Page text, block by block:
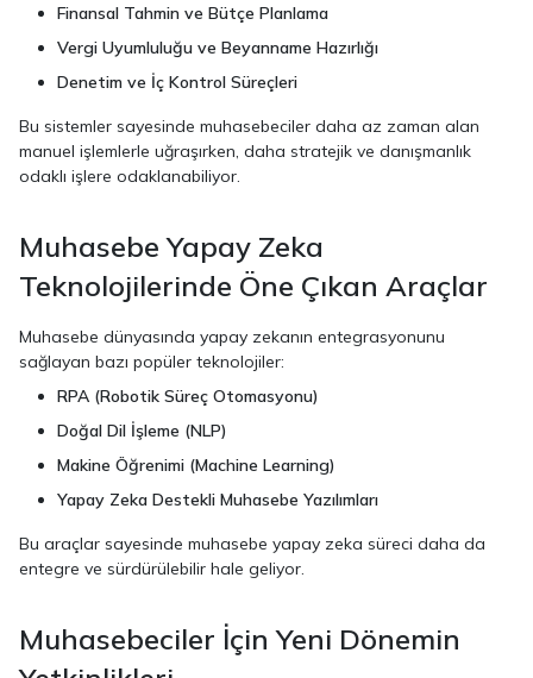
Finansal Tahmin ve Bütçe Planlama
Vergi Uyumluluğu ve Beyanname Hazırlığı
Denetim ve İç Kontrol Süreçleri
Bu sistemler sayesinde muhasebeciler daha az zaman alan
manuel işlemlerle uğraşırken, daha stratejik ve danışmanlık
odaklı işlere odaklanabiliyor.
Muhasebe Yapay Zeka
Teknolojilerinde Öne Çıkan Araçlar
Muhasebe dünyasında yapay zekanın entegrasyonunu
sağlayan bazı popüler teknolojiler:
RPA (Robotik Süreç Otomasyonu)
Doğal Dil İşleme (NLP)
Makine Öğrenimi (Machine Learning)
Yapay Zeka Destekli Muhasebe Yazılımları
Bu araçlar sayesinde muhasebe yapay zeka süreci daha da
entegre ve sürdürülebilir hale geliyor.
Muhasebeciler İçin Yeni Dönemin